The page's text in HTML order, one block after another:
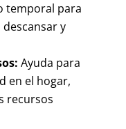
temporal para
y
Ayuda para
en el hogar,
recursos